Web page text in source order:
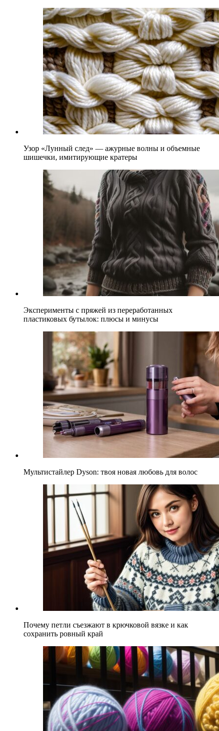
Узор «Лунный след» — ажурные волны и объемные
шишечки, имитирующие кратеры
Эксперименты с пряжей из переработанных
пластиковых бутылок: плюсы и минусы
Мультистайлер Dyson: твоя новая любовь для волос
Почему петли съезжают в крючковой вязке и как
сохранить ровный край